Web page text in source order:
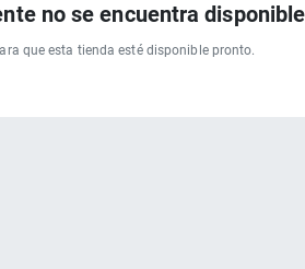
no se encuentra disponible
que esta tienda esté disponible pronto.